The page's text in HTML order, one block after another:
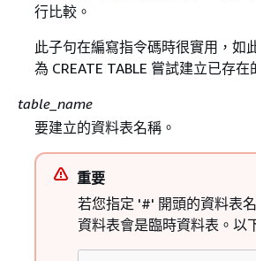
行比較。
此子句在編寫指令碼時很實用，如
為 CREATE TABLE 嘗試建立已存
table_name
要建立的資料表名稱。
重要
若您指定 '#' 開頭的資料表
資料表會是臨時資料表。以